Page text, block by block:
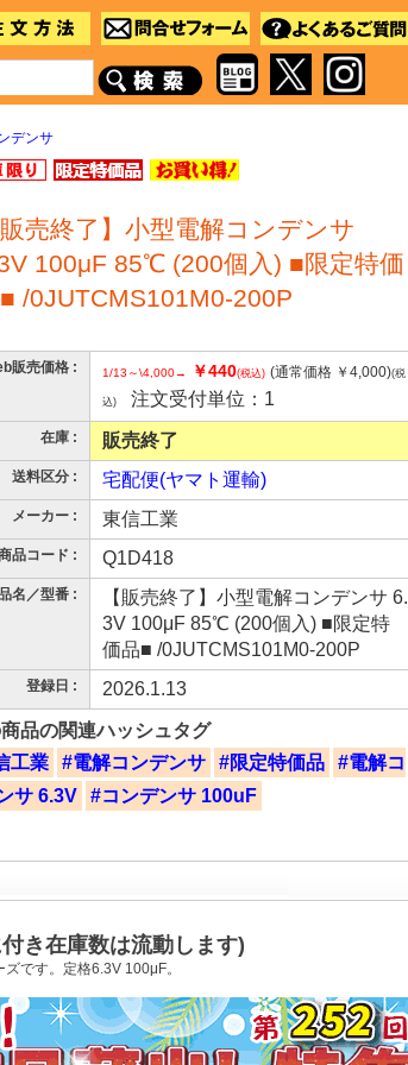
デンサ
販売終了】小型電解コンデンサ
100μF 85℃ (200個入) ■限定特価
/0JUTCMS101M0-200P
販売価格 : 1/13～\4,000→ ￥440(税込) (通常価格 ￥4,000)(税
込) 注文受付単位：1
在庫 : 販売終了
送料区分 : 宅配便(ヤマト運輸)
メーカー : 東信工業
品コード : Q1D418
名／型番 :
【販売終了】小型電解コンデンサ 6.
3V 100μF 85℃ (200個入) ■限定特
価品■ /0JUTCMS101M0-200P
登録日 : 2026.1.13
品の関連ハッシュタグ
工業
#電解コンデンサ #限定特価品
#電解コ
サ 6.3V
#コンデンサ 100uF
き在庫数は流動します)
です。定格6.3V 100μF。